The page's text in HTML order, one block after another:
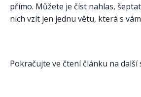
přímo. Můžete je číst nahlas,
nich vzít jen jednu větu, která s
Pokračujte ve čtení článku na další